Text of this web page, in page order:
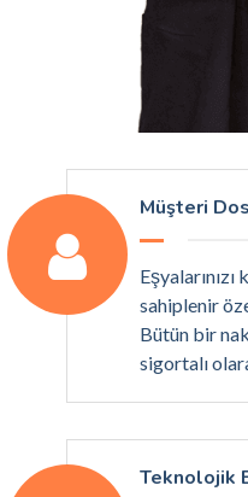
Müşteri
sahiplenir
Bütün bir
sigortalı
Teknolojik